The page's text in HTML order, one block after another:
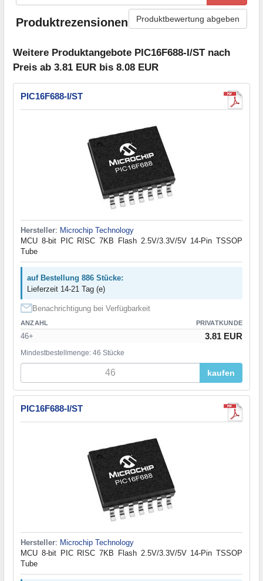
Produktrezensionen Produktbewertung abgeben
Weitere Produktangebote PIC16F688-I/ST nach
Preis ab 3.81 EUR bis 8.08 EUR
PIC16F688-I/ST
Hersteller: Microchip Technology
MCU 8-bit PIC RISC 7KB Flash 2.5V/3.3V/5V 14-Pin TSSOP
Tube
auf Bestellung 886 Stücke:
Lieferzeit 14-21 Tag (e)
Benachrichtigung bei Verfügbarkeit
ANZAHL PRIVATKUNDE
46+ 3.81 EUR
Mindestbestellmenge: 46 Stücke
kaufen
PIC16F688-I/ST
Hersteller: Microchip Technology
MCU 8-bit PIC RISC 7KB Flash 2.5V/3.3V/5V 14-Pin TSSOP
Tube